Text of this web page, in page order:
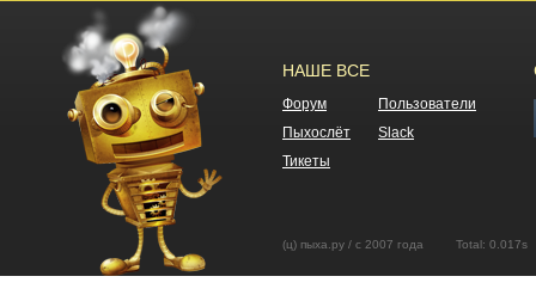
НАШЕ ВСЕ
Форум
Пользователи
Пыхослёт
Slack
Тикеты
(ц) пыха.ру / с 2007 года Total: